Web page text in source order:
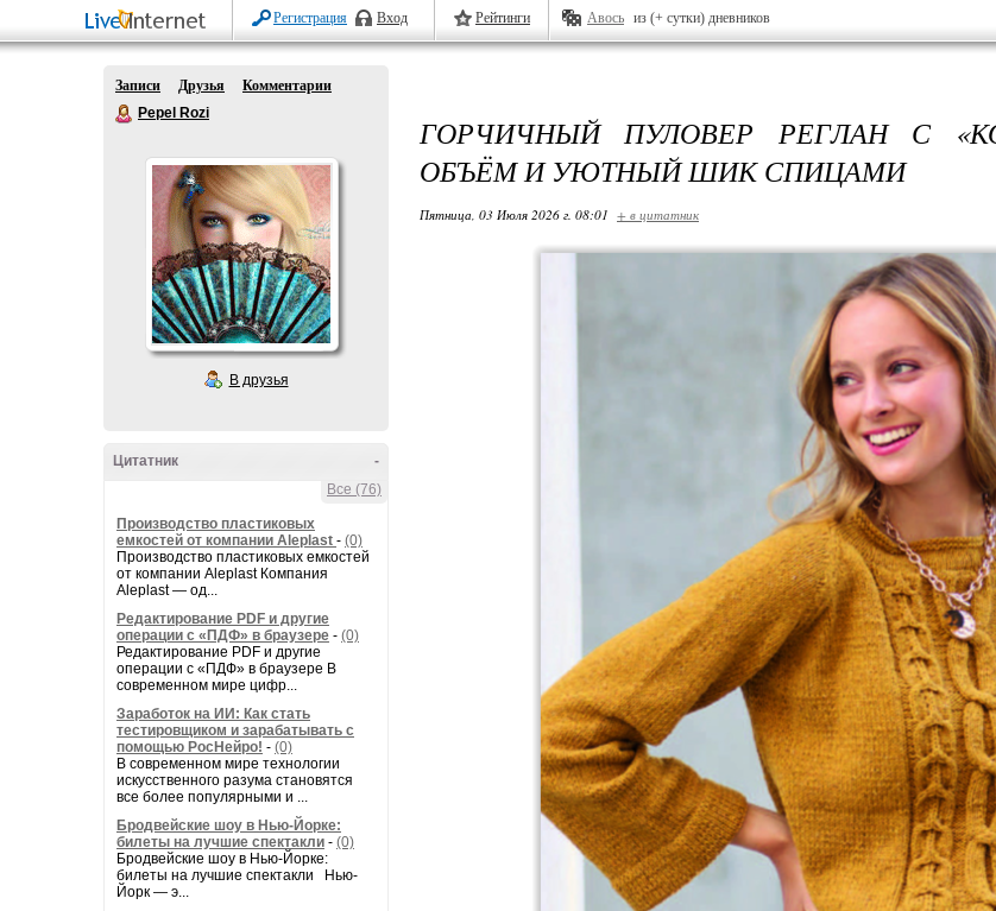
Регистрация Вход Рейтинги Авось из (+ сутки) дневников
Записи Друзья
Комментарии
Pepel Rozi
В друзья
-
Цитатник
Все (76)
Производство пластиковых
емкостей от компании Aleplast - (0)
Производство пластиковых емкостей
от компании Aleplast Компания
Aleplast — од...
Редактирование PDF и другие
операции с «ПДФ» в браузере - (0)
Редактирование PDF и другие
операции с «ПДФ» в браузере В
современном мире цифр...
Заработок на ИИ: Как стать
тестировщиком и зарабатывать с
помощью РосНейро! - (0)
В современном мире технологии
искусственного разума становятся
все более популярными и ...
Бродвейские шоу в Нью-Йорке:
билеты на лучшие спектакли - (0)
Бродвейские шоу в Нью-Йорке:
билеты на лучшие спектакли Нью-
Йорк — э...
ГОРЧИЧНЫЙ ПУЛОВЕР РЕГЛАН С
ОБЪЁМ И УЮТНЫЙ ШИК СПИЦАМИ
Пятница, 03 Июля 2026 г. 08:01 + в цитатник